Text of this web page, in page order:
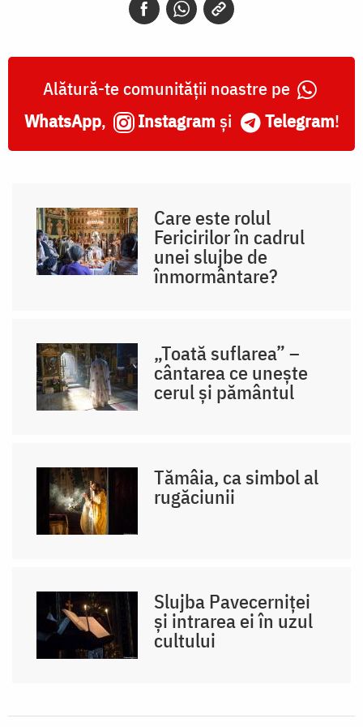
Alătură-te comunității noastre pe
WhatsApp, Instagram și Telegram!
Care este rolul
Fericirilor în cadrul
unei slujbe de
înmormântare?
„Toată suflarea” –
cântarea ce unește
cerul și pământul
Tămâia, ca simbol al
rugăciunii
Slujba Pavecerniței
și intrarea ei în uzul
cultului